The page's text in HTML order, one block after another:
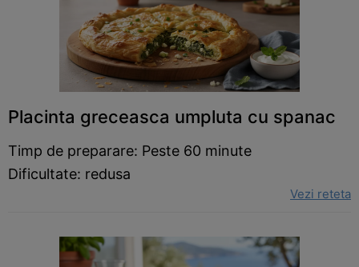
Placinta greceasca umpluta cu spanac
Timp de preparare: Peste 60 minute
Dificultate: redusa
Vezi reteta